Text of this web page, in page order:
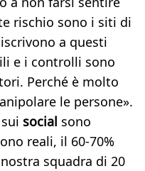
rischio sono i siti di
a questi
e i controlli sono
Perché è molto
le persone».
social sono
reali, il 60-70%
squadra di 20